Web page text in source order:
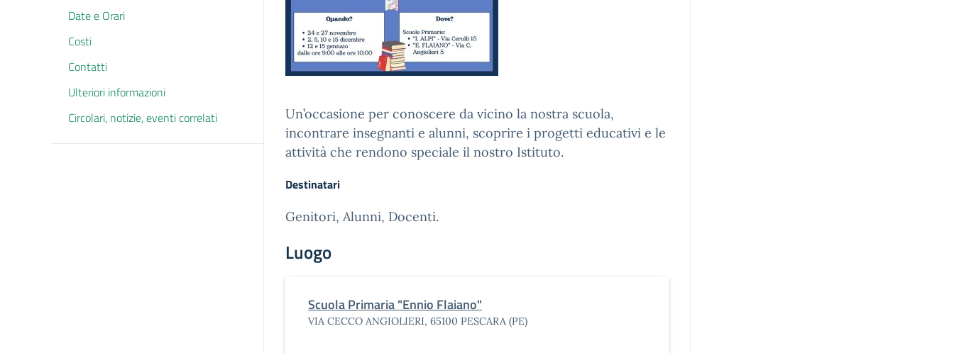
Date e Orari
Costi
Contatti
Ulteriori informazioni
Circolari, notizie, eventi correlati
Un’occasione per conoscere da vicino la nostra scuola,
incontrare insegnanti e alunni, scoprire i progetti educativi e le
attività che rendono speciale il nostro Istituto.
Destinatari
Genitori, Alunni, Docenti.
Luogo
Scuola Primaria "Ennio Flaiano"
VIA CECCO ANGIOLIERI, 65100 PESCARA (PE)